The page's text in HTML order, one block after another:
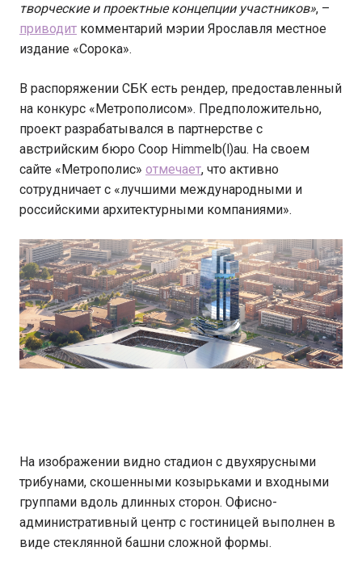
творческие и проектные концепции участников», –
приводит комментарий мэрии Ярославля местное
издание «Сорока».
В распоряжении СБК есть рендер, предоставленный
на конкурс «Метрополисом». Предположительно,
проект разрабатывался в партнерстве с
австрийским бюро Coop Himmelb(l)au. На своем
сайте «Метрополис» отмечает, что активно
сотрудничает с «лучшими международными и
российскими архитектурными компаниями».
На изображении видно стадион с двухярусными
трибунами, скошенными козырьками и входными
группами вдоль длинных сторон. Офисно-
административный центр с гостиницей выполнен в
виде стеклянной башни сложной формы.